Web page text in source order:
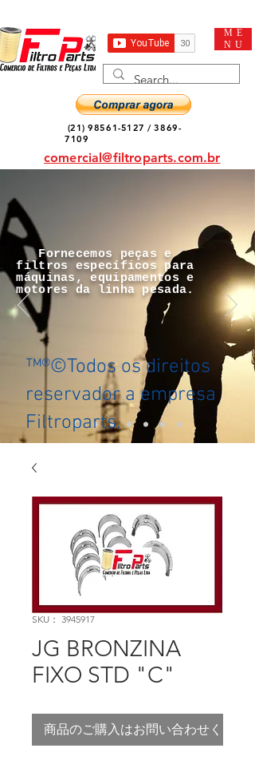
ME
NU
(21) 98561-5127 /3869-
7109
comercial@filtroparts.com.br
Fornecemos peças e
filtros específicos para
máquinas, equipamentos e
motores da linha pesada.
™®©Todos os direitos
reservador a empresa
Filtroparts.
SKU： 3945917
JG BRONZINA
FIXO STD "C"
商品のご購入はお問い合わせください